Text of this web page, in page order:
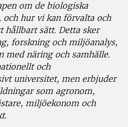
om de biologiska
och hur vi kan förvalta och
hållbart sätt. Detta sker
forskning och miljöanalys,
med näring och samhälle.
och
universitet, men erbjuder
som agronom,
miljöekonom och